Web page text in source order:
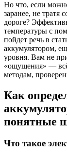
Но что, если
заранее, не тратя
дороге?
температуры с
пойдет речь в
аккумулятором,
уровня. Вам не
«ощущения» — всё
методам,
Как
понятные
Что такое